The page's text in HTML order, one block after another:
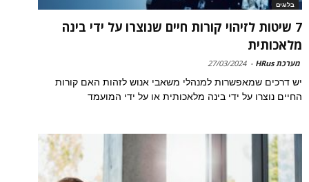
בלוגים
7 שיטות לזיהוי קורות חיים שנוצרו על ידי בינה
מלאכותית
מערכת HRus -
27/03/2024
יש דרכים שמאפשרות למנהלי משאבי אנוש לזהות האם קורות
החיים נוצרו על ידי בינה מלאכותית או על ידי המועמד